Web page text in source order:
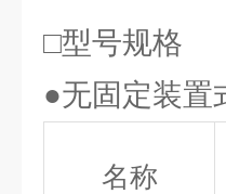
□型号规格
●无固定装置
名称